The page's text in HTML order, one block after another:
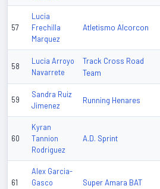
57
Lucia
Frechilla
Marquez
Atletismo Alcorcon
58
Lucia Arroyo
Navarrete
Track Cross Road
Team
59
Sandra Ruiz
Jimenez
Running Henares
60
Kyran
Tannion
Rodriguez
A.D. Sprint
61
Alex Garcia-
Gasco
Super Amara BAT